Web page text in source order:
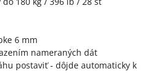
6 mm
nameraných dát
postaviť - dôjde automaticky k